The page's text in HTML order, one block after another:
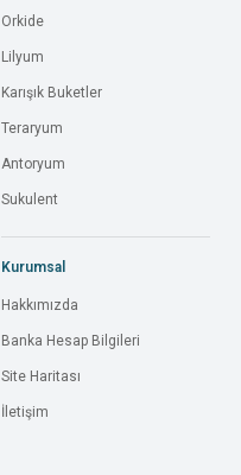
Orkide
Lilyum
Karışık Buketler
Teraryum
Antoryum
Sukulent
Kurumsal
Hakkımızda
Banka Hesap Bilgileri
Site Haritası
İletişim